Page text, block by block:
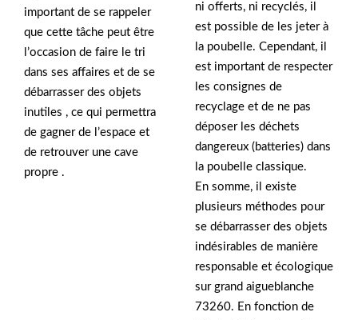
important de se rappeler
que cette tâche peut être
l’occasion de faire le tri
dans ses affaires et de se
débarrasser des objets
inutiles , ce qui permettra
de gagner de l’espace et
de retrouver une cave
propre .
ni offerts, ni recyclés, il
est possible de les jeter à
la poubelle. Cependant, il
est important de respecter
les consignes de
recyclage et de ne pas
déposer les déchets
dangereux (batteries) dans
la poubelle classique.
En somme, il existe
plusieurs méthodes pour
se débarrasser des objets
indésirables de manière
responsable et écologique
sur grand aigueblanche
73260. En fonction de